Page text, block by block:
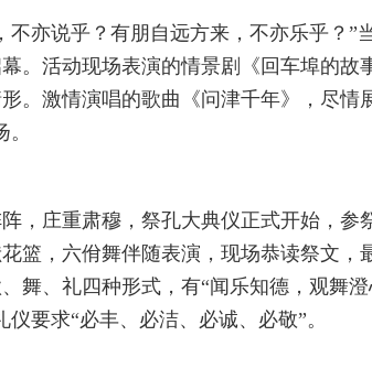
不亦说乎？有朋自远方来，不亦乐乎？”
幕。活动现场表演的情景剧《回车埠的
。激情演唱的歌曲《问津千年》，尽情
阵，庄重肃穆，祭孔大典仪正式开始，
篮，六佾舞伴随表演，现场恭读祭文，
舞、礼四种形式，有“闻乐知德，观舞
要求“必丰、必洁、必诚、必敬”。